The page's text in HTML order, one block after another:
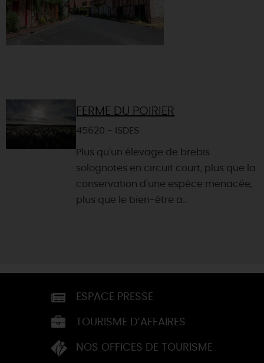
FERME DU POIRIER
45620 - ISDES
Plus qu'un élevage de brebis
solognotes en circuit court, plus que la
conservation d'une espèce menacée,
plus que le bien-être a...
ESPACE PRESSE
TOURISME D’AFFAIRES
NOS OFFICES DE TOURISME